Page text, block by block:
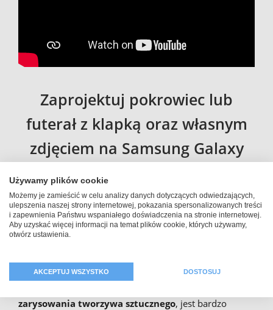
Zaprojektuj pokrowiec lub
futerał z klapką oraz własnym
zdjęciem na Samsung Galaxy
Aby móc zaprojektowaćetui na Galaxy, wystarczy
wybrać odpowiedni futerał ochronny w naszym sklepie
internetowym. Przy tym masz szeroki wachlarz
spersonalizujesz. Możesz wybrać klasyczną obudowę ze
zarysowania tworzywa sztucznego, jest bardzo
Używamy plików cookie
Możemy je zamieścić w celu analizy danych dotyczących odwiedzających,
ulepszenia naszej strony internetowej, pokazania spersonalizowanych treści
i zapewnienia Państwu wspaniałego doświadczenia na stronie internetowej.
Aby uzyskać więcej informacji na temat plików cookie, których używamy,
otwórz ustawienia.
AKCEPTUJ WSZYSTKO DOSTOSUJ